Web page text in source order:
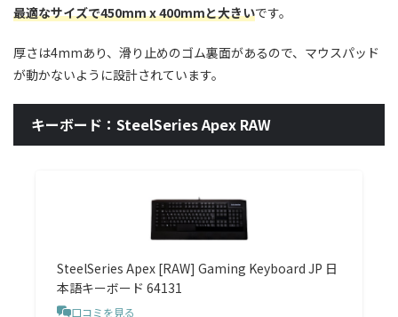
最適なサイズで450mm x 400mmと大きいです。
厚さは4mmあり、滑り止めのゴム裏面があるので、マウスパッド
が動かないように設計されています。
キーボード：SteelSeries Apex RAW
SteelSeries Apex [RAW] Gaming Keyboard JP 日
本語キーボード 64131
口コミを見る